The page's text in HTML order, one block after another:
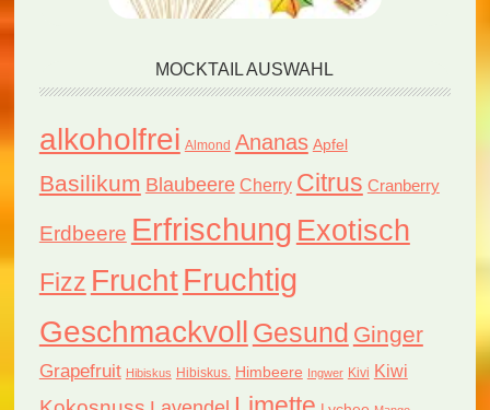
MOCKTAIL AUSWAHL
alkoholfrei Almond Ananas Apfel
Basilikum Blaubeere Cherry Citrus Cranberry
Erdbeere Erfrischung Exotisch
Fizz FruchtFruchtig
Geschmackvoll Gesund Ginger
Grapefruit Hibiskus Hibiskus. Himbeere Ingwer Kivi Kiwi